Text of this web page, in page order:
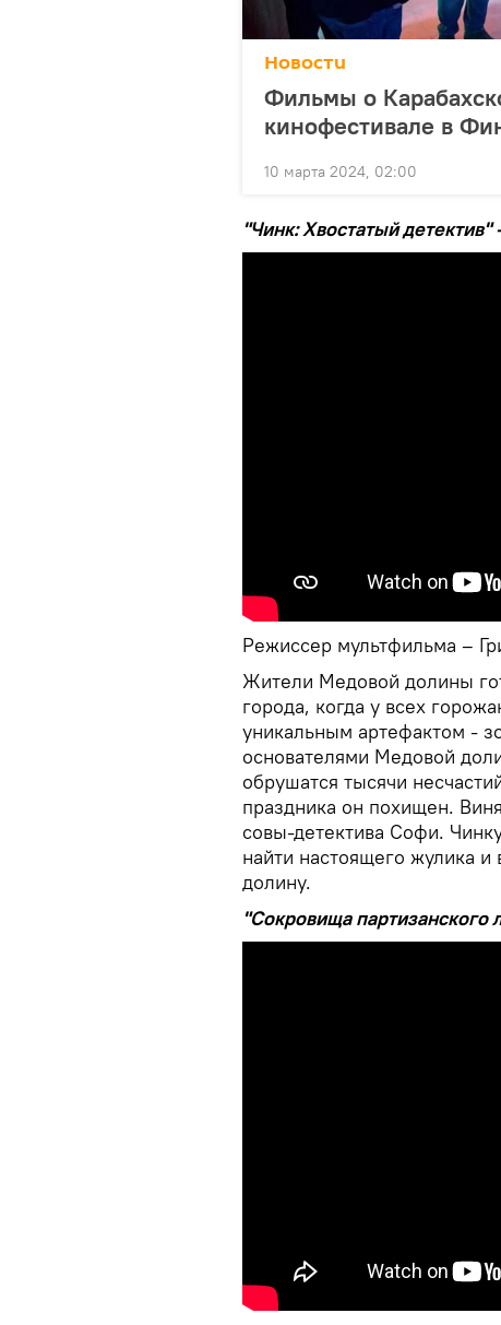
Новости
Фильмы о
кинофестивале в
10 марта 2024, 02:00
"Чинк: Хвостатый детектив"
Режиссер мультфильма –
Жители Медовой долины
города, когда у всех
уникальным артефактом -
основателями Медовой
обрушатся тысячи
праздника он похищен.
совы-детектива Софи.
найти настоящего жулика
долину.
"Сокровища партизанского